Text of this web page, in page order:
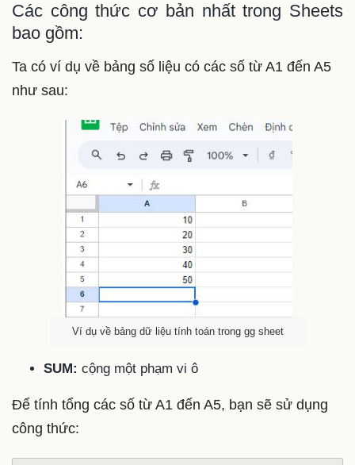
Các công thức cơ bản nhất trong Sheets
bao gồm:
Ta có ví dụ về bảng số liệu có các số từ A1 đến A5
như sau:
Ví dụ về bảng dữ liệu tính toán trong gg sheet
SUM: cộng một phạm vi ô
Để tính tổng các số từ A1 đến A5, bạn sẽ sử dụng
công thức: